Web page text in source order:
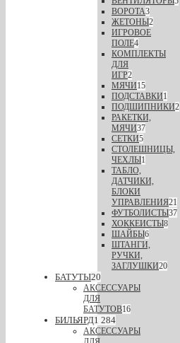
ВОРОТА3
ЖЕТОНЫ2
ИГРОВОЕ
ПОЛЕ4
КОМПЛЕКТЫ
ДЛЯ
ИГР2
МЯЧИ15
ПОДСТАВКИ1
ПОДШИПНИКИ2
РАКЕТКИ,
МЯЧИ37
СЕТКИ5
СТОЛЕШНИЦЫ,
ЧЕХЛЫ1
ТАБЛО,
ДАТЧИКИ,
БЛОКИ
УПРАВЛЕНИЯ21
ФУТБОЛИСТЫ37
ХОККЕИСТЫ8
ШАЙБЫ6
ШТАНГИ,
РУЧКИ,
ЗАГЛУШКИ20
БАТУТЫ20
АКСЕССУАРЫ
ДЛЯ
БАТУТОВ16
БИЛЬЯРД1 284
АКСЕССУАРЫ